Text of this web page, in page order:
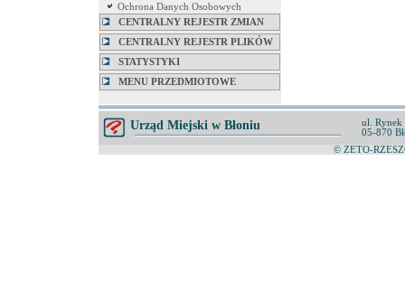
Ochrona Danych Osobowych
CENTRALNY REJESTR ZMIAN
CENTRALNY REJESTR PLIKÓW
STATYSTYKI
MENU PRZEDMIOTOWE
Urząd Miejski w Błoniu
ul. Rynek
05-870
© ZETO-